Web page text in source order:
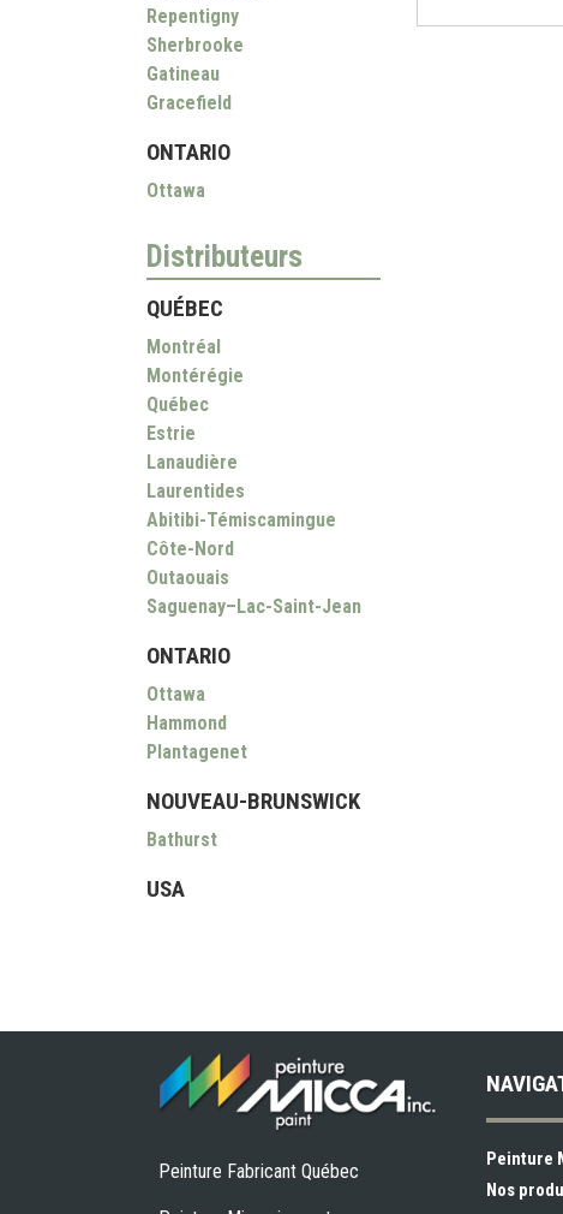
Repentigny
Sherbrooke
Gatineau
Gracefield
ONTARIO
Ottawa
Distributeurs
QUÉBEC
Montréal
Montérégie
Québec
Estrie
Lanaudière
Laurentides
Abitibi-Témiscamingue
Côte-Nord
Outaouais
Saguenay–Lac-Saint-Jean
ONTARIO
Ottawa
Hammond
Plantagenet
NOUVEAU-BRUNSWICK
Bathurst
USA
Peinture Fabricant Québec
Peinture
Nos